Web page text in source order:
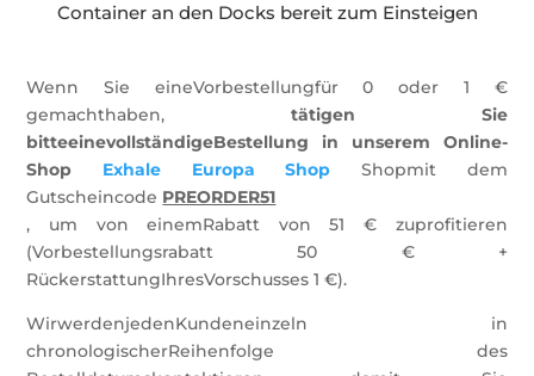
Container an den Docks bereit zum Einsteigen
Wenn Sie eineVorbestellungfür 0 oder 1 €
gemachthaben, tätigen Sie
bitteeinevollständigeBestellung in unserem Online-
Shop
Exhale Europa Shop Shopmit dem
Gutscheincode PREORDER51
, um von einemRabatt von 51 € zuprofitieren
(Vorbestellungsrabatt 50 € +
RückerstattungIhresVorschusses 1 €).
WirwerdenjedenKundeneinzeln in
chronologischerReihenfolge des